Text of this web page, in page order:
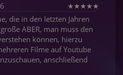
★★★★★
die in den letzten Jahren
ABER, man muss den
können, hierzu
Filme auf Youtube
anschließend